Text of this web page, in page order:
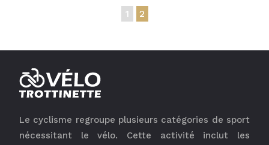
1 2
Le cyclisme regroupe plusieurs catégories de sport
nécessitant le vélo. Cette activité inclut les